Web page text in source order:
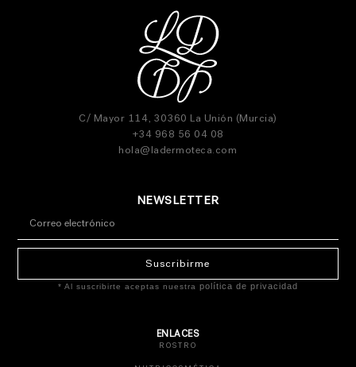
C/ Mayor 114, 30360 La Unión (Murcia)
+34 968 56 04 08
hola@ladermoteca.com
NEWSLETTER
Suscribirme
* Al suscribirte aceptas nuestra política de privacidad
ENLACES
ROSTRO